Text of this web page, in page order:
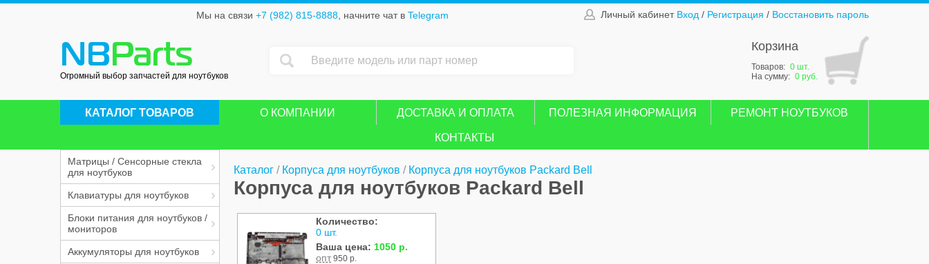
Мы на связи +7 (982) 815-8888, начните чат в Telegram Личный кабинет Вход / Регистрация / Восстановить пароль
NB Parts
Огромный выбор запчастей для ноутбуков
Корзина
Товаров: 0 шт.
На сумму: 0 руб.
КАТАЛОГ ТОВАРОВ О КОМПАНИИ ДОСТАВКА И ОПЛАТА ПОЛЕЗНАЯ ИНФОРМАЦИЯ РЕМОНТ НОУТБУКОВ
КОНТАКТЫ
Матрицы / Сенсорные стекла
для ноутбуков
Клавиатуры для ноутбуков
Блоки питания для ноутбуков /
мониторов
Аккумуляторы для ноутбуков
Каталог / Корпуса для ноутбуков / Корпуса для ноутбуков Packard Bell
Корпуса для ноутбуков Packard Bell
Количество:
0 шт.
Ваша цена: 1050 р.
опт 950 р.